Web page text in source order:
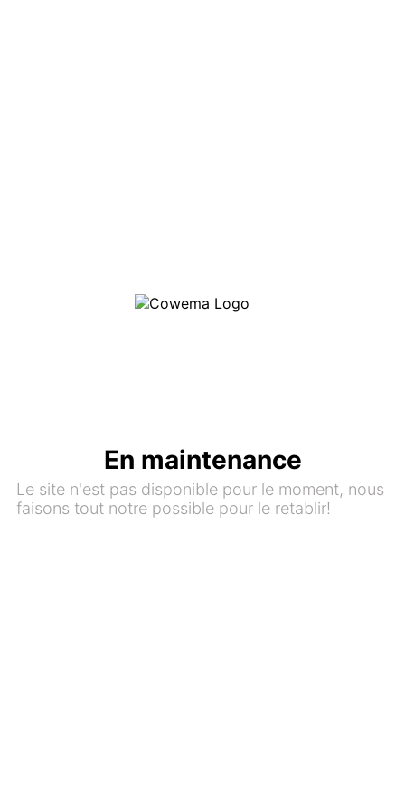
En maintenance
Le site n'est pas disponible pour le moment, nous
faisons tout notre possible pour le retablir!